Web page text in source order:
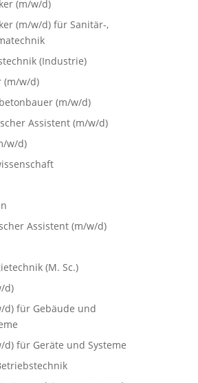
(m/w/d)
(m/w/d) für Sanitär-,
(Industrie)
(m/w/d)
(m/w/d)
Assistent (m/w/d)
w/d)
Assistent (m/w/d)
(M. Sc.)
d)
d) für Gebäude und
d) für Geräte und Systeme